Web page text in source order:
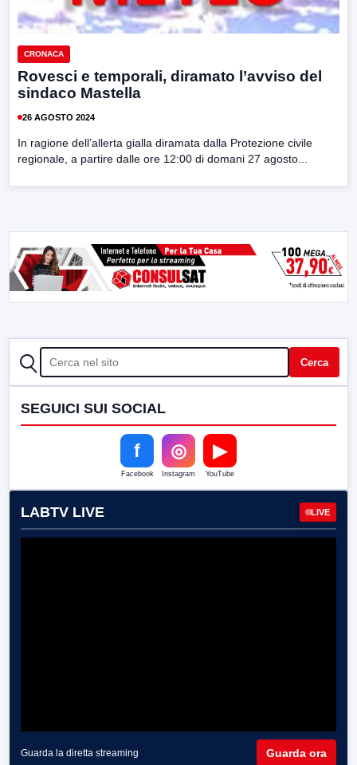
CRONACA
Rovesci e temporali, diramato l’avviso del
sindaco Mastella
26 AGOSTO 2024
In ragione dell’allerta gialla diramata dalla Protezione civile
regionale, a partire dalle ore 12:00 di domani 27 agosto...
CERCA Cerca
SEGUICI SUI SOCIAL
f
Facebook
◎
Instagram
▶
YouTube
LABTV LIVE LIVE
Guarda la diretta streaming Guarda ora